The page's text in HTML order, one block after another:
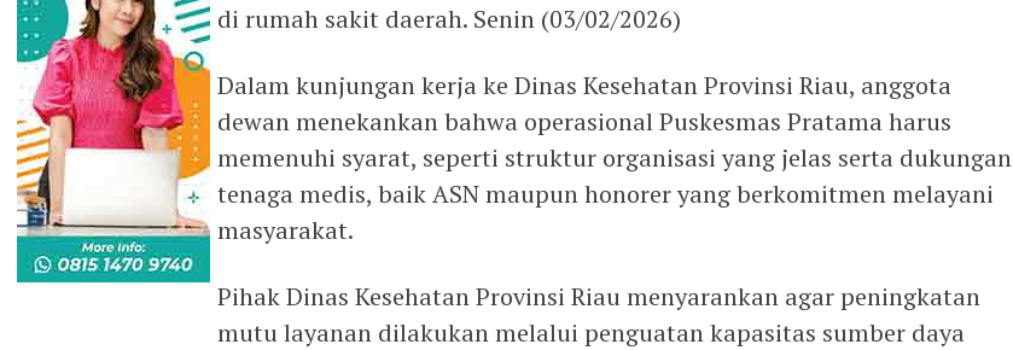
di rumah sakit daerah. Senin (03/02/2026)
Dalam kunjungan kerja ke Dinas Kesehatan Provinsi Riau, anggota
dewan menekankan bahwa operasional Puskesmas Pratama harus
memenuhi syarat, seperti struktur organisasi yang jelas serta dukungan
tenaga medis, baik ASN maupun honorer yang berkomitmen melayani
masyarakat.
Pihak Dinas Kesehatan Provinsi Riau menyarankan agar peningkatan
mutu layanan dilakukan melalui penguatan kapasitas sumber daya